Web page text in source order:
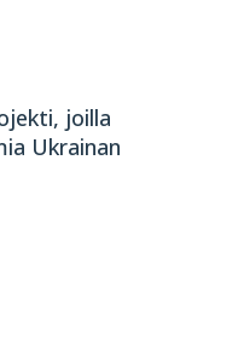
joilla
Ukrainan